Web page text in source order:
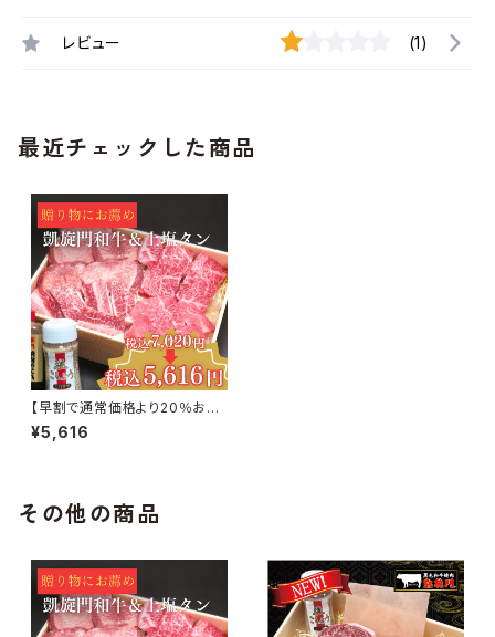
レビュー (1)
最近チェックした商品
【早割で通常価格より20％お
得！】凱旋門和牛&上塩タンセッ
ト(2～3名様用)
¥5,616
その他の商品